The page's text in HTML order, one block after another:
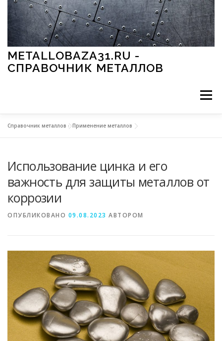
Перейти к содержимому
METALLOBAZA31.RU -
СПРАВОЧНИК МЕТАЛЛОВ
Меню
МЕТАЛЛЫ И ОКРУЖАЮЩАЯ СРЕДА
ПРИМЕНЕНИЕ МЕТАЛЛОВ
Справочник металлов »Применение металлов
Использование цинка и его
важность для защиты металлов от
коррозии
ОПУБЛИКОВАНО 09.08.2023 АВТОРОМ